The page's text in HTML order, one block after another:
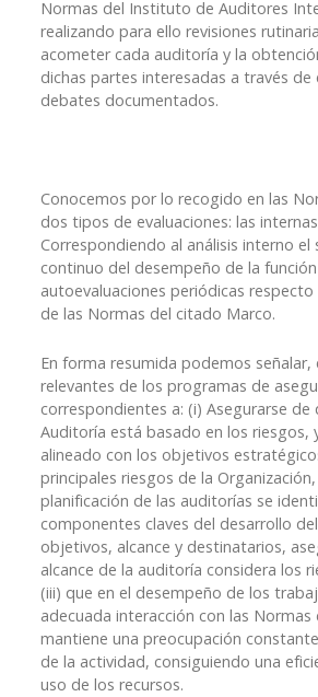
Normas del Instituto de Auditores
realizando para ello revisiones
acometer cada auditoría y la
dichas partes interesadas a través de
debates documentados.
Conocemos por lo recogido en las
dos tipos de evaluaciones: las
Correspondiendo al análisis interno el
continuo del desempeño de la
autoevaluaciones periódicas
de las Normas del citado Marco.
En forma resumida podemos
relevantes de los programas de
correspondientes a: (i) Asegurarse de
Auditoría está basado en los riesgos,
alineado con los objetivos
principales riesgos de la
planificación de las auditorías se
componentes claves del desarrollo
objetivos, alcance y destinatarios,
alcance de la auditoría considera los
(iii) que en el desempeño de los
adecuada interacción con las Normas
mantiene una preocupación
de la actividad, consiguiendo una
uso de los recursos.